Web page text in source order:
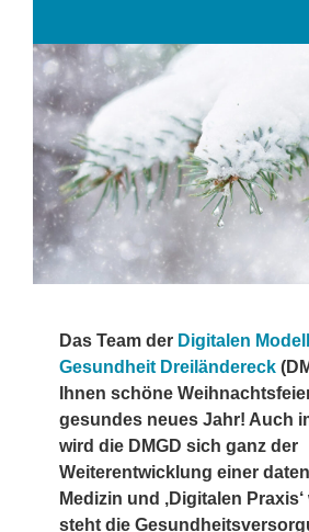
Das Team der Digitalen
Gesundheit Dreiländereck
Ihnen schöne
gesundes neues Jahr! Auch
wird die DMGD sich ganz der
Weiterentwicklung einer
Medizin und ‚Digitalen
steht die